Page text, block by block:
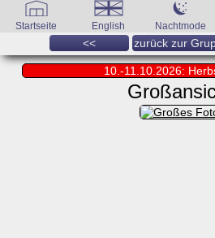
Startseite English Nachtmode
<< zurück zur
10.-11.10.2026: